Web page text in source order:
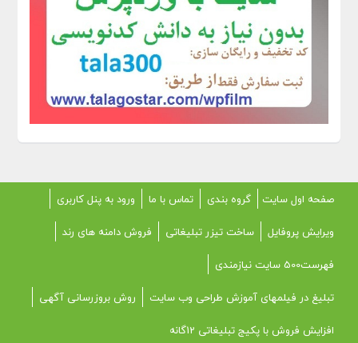
صفحه اول سایت گروه بندی تماس با ما
ورود به پنل کاربری
ویرایش پروفایل
ساخت تیزر تبلیغاتی
فروش دامنه های رند
فهرست500 سایت نیازمندی
تبلیغ در فیلمهای آموزش طراحی وب سایت
روش بروزرسانی آگهی
افزایش فروش با پکیج تبلیغاتی 12گانه